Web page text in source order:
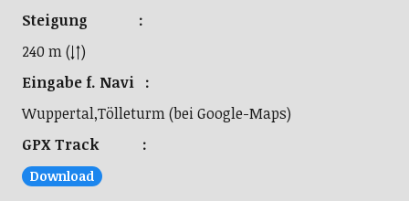
Steigung :
240 m (↓↑)
Eingabe f. Navi :
Wuppertal,Tölleturm (bei Google-Maps)
GPX Track :
Download